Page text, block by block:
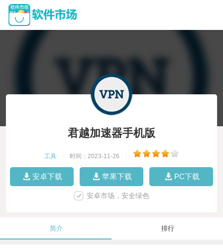
君越加速器手机版
工具 时间：2023-11-26
安卓下载 苹果下载 PC下载
安卓市场，安全绿色
简介 排行